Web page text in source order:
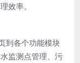
效率。
到各个功能模块
监测点管理、污